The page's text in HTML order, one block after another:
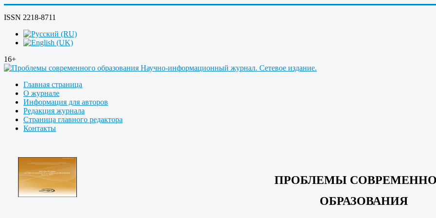
ISSN 2218-8711
16+
Главная страница
О журнале
Информация для авторов
Редакция журнала
Страница главного редактора
Контакты
ПРОБЛЕМЫ
ОБРАЗОВАНИЯ